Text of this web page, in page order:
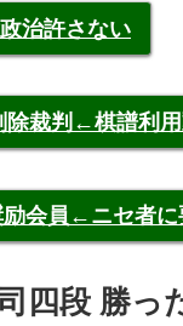
治許さない
裁判←棋譜利用
会員←ニセ者に
四段 勝っ